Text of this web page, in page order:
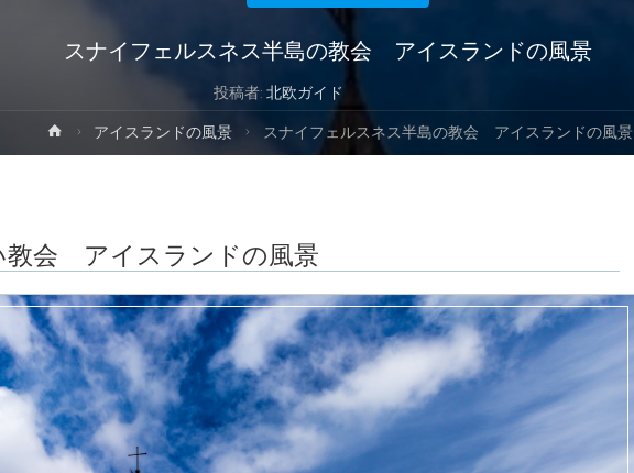
スナイフェルスネス半島の教会 アイスランドの風景
投稿者: 北欧ガイド
ホ
ー
アイスランドの風景 スナイフェルスネス半島の教会 アイスランドの風景
教会 アイスランドの風景